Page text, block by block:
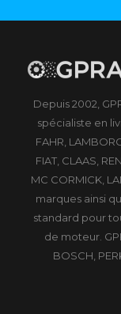
Depuis 2002,
spécialiste en
FAHR,
FIAT, CLAAS,
MC CORMICK,
marques ainsi
standard pour
de moteur.
BOSCH,